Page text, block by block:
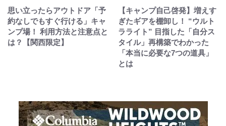
思い立ったらアウトドア「予
約なしでもすぐ行ける」キャ
ンプ場！ 利用方法と注意点と
は？【関西限定】
【キャンプ自己啓発】増えす
ぎたギアを棚卸し！ “ウルト
ラライト” 目指した「自分ス
タイル」再構築でわかった
「本当に必要な7つの道具」
とは